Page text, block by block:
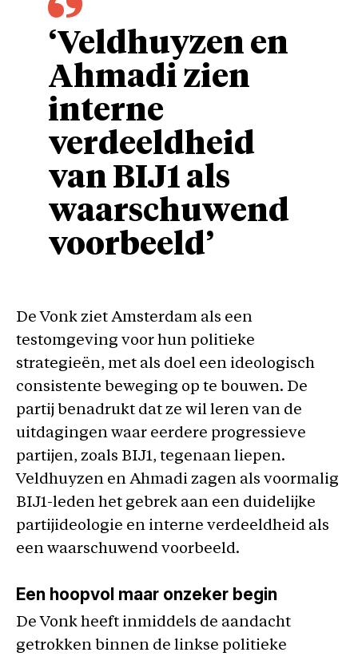
‘Veldhuyzen en
Ahmadi zien
interne
verdeeldheid
van BIJ1 als
waarschuwend
voorbeeld’
De Vonk ziet Amsterdam als een
testomgeving voor hun politieke
strategieën, met als doel een ideologisch
consistente beweging op te bouwen. De
partij benadrukt dat ze wil leren van de
uitdagingen waar eerdere progressieve
partijen, zoals BIJ1, tegenaan liepen.
Veldhuyzen en Ahmadi zagen als voormalig
BIJ1-leden het gebrek aan een duidelijke
partijideologie en interne verdeeldheid als
een waarschuwend voorbeeld.
Een hoopvol maar onzeker begin
De Vonk heeft inmiddels de aandacht
getrokken binnen de linkse politieke